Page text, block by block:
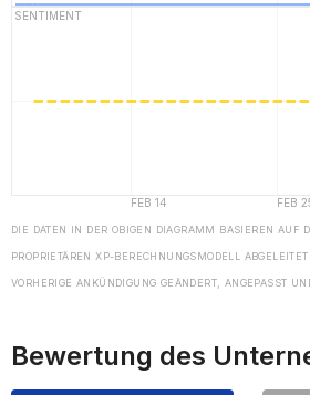
DIE DATEN IN DER OBIGEN DIAGRAMM BASIEREN AUF
PROPRIETÄREN XP-BERECHNUNGSMODELL
VORHERIGE ANKÜNDIGUNG GEÄNDERT, ANGEPASST
Bewertung des